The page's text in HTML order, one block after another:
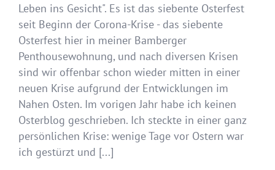
Leben ins Gesicht". Es ist das siebente Osterfest
seit Beginn der Corona-Krise - das siebente
Osterfest hier in meiner Bamberger
Penthousewohnung, und nach diversen Krisen
sind wir offenbar schon wieder mitten in einer
neuen Krise aufgrund der Entwicklungen im
Nahen Osten. Im vorigen Jahr habe ich keinen
Osterblog geschrieben. Ich steckte in einer ganz
persönlichen Krise: wenige Tage vor Ostern war
ich gestürzt und [...]